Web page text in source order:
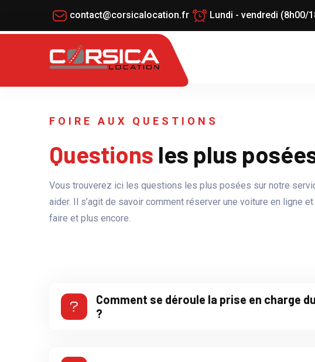
contact@corsicalocation.fr Lundi - vendredi (8h00/
FOIRE AUX QUESTIONS
Questions les plus
Vous trouverez ici les questions les plus posées sur notre
aider. Il s’agit de savoir comment réserver une voiture en ligne
faire et plus encore.
Comment se déroule la prise en charge
?